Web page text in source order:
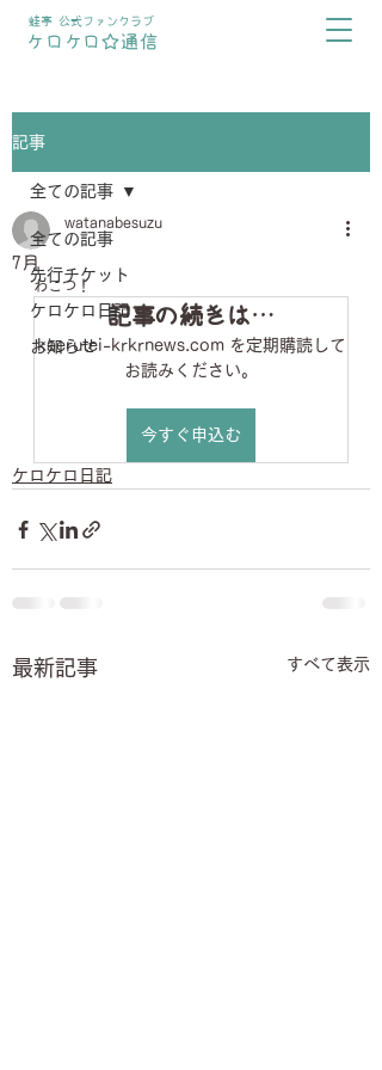
蛙亭 公式ファンクラブ
ケロケロ☆通信
記事
全ての記事
先行チケット
ケロケロ日記
お知らせ
全ての記事
7月
watanabesuzu
わこつ！
記事の続きは…
kaerutei-krkrnews.com を定期購読して
お読みください。
今すぐ申込む
ケロケロ日記
最新記事 すべて表示